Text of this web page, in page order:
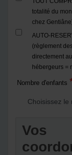
totalité du
chez
AUTO-
(règlement
directement
hébergeurs =
Nombre d'enfants
Vos